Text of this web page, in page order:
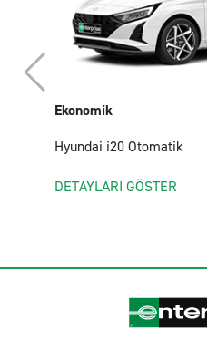
Ekonomik
Hyundai i20 Otomatik
DETAYLARI GÖSTER